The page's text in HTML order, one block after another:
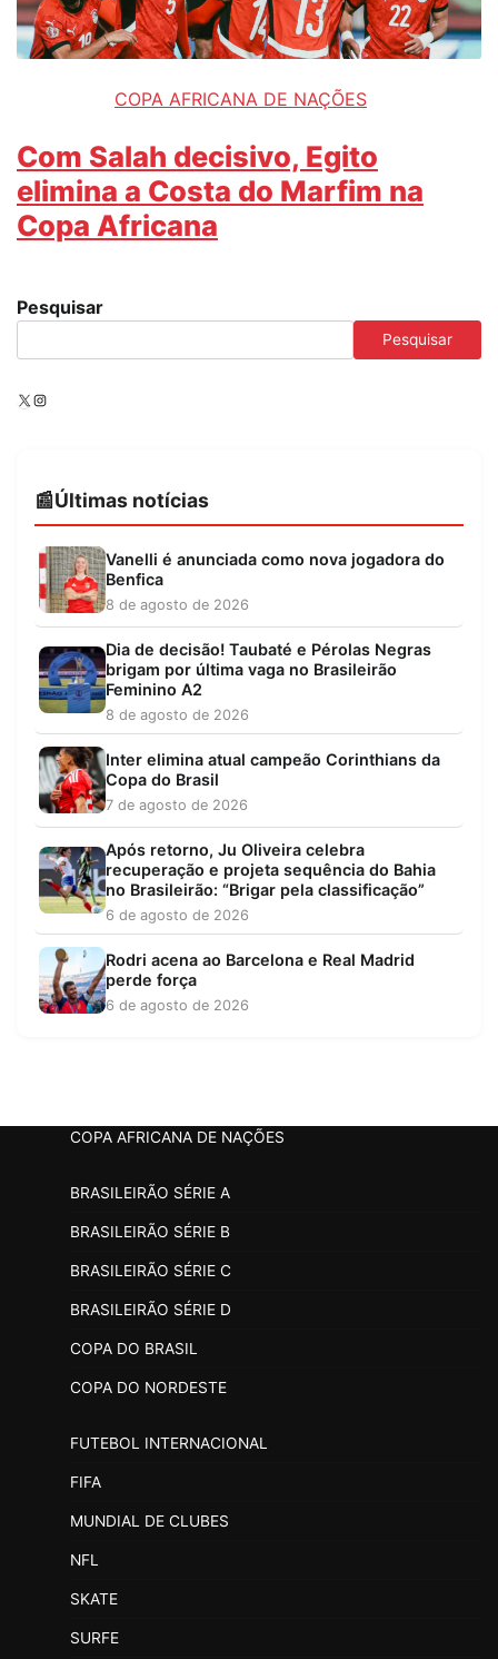
COPA AFRICANA DE NAÇÕES
Com Salah decisivo, Egito
elimina a Costa do Marfim na
Copa Africana
Pesquisar
Pesquisar
X Instagram
Últimas notícias
Vanelli é anunciada como nova jogadora do
Benfica
8 de agosto de 2026
Dia de decisão! Taubaté e Pérolas Negras
brigam por última vaga no Brasileirão
Feminino A2
8 de agosto de 2026
Inter elimina atual campeão Corinthians da
Copa do Brasil
7 de agosto de 2026
Após retorno, Ju Oliveira celebra
recuperação e projeta sequência do Bahia
no Brasileirão: “Brigar pela classificação”
6 de agosto de 2026
Rodri acena ao Barcelona e Real Madrid
perde força
6 de agosto de 2026
COPA AFRICANA DE NAÇÕES
BRASILEIRÃO SÉRIE A
BRASILEIRÃO SÉRIE B
BRASILEIRÃO SÉRIE C
BRASILEIRÃO SÉRIE D
COPA DO BRASIL
COPA DO NORDESTE
FUTEBOL INTERNACIONAL
FIFA
MUNDIAL DE CLUBES
NFL
SKATE
SURFE